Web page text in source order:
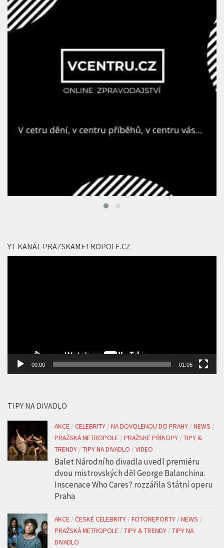
YT KANÁL PRAZSKAMETROPOLE.CZ
00:00 01:05
TIPY NA DIVADLO
AKCE /CELEBRITY /NA DOVOLENOU DO PRAHY /NEWS /
PRAŽSKÁ METROPOLE /PRAŽSKÉ PŘÍKOPY /TIPY &
TRENDY /TIPY NA DIVADLO /VIDEO
Balet Národního divadla uvedl premiéru
dvou mistrovských děl George Balanchina.
Inscenace Who Cares? rozzářila Státní operu
Praha
AKCE /ČESKÉ CELEBRITY /FOTOREPORTY /NEWS /
PRAŽSKÁ METROPOLE /TIPY & TRENDY /TIPY NA
DIVADLO